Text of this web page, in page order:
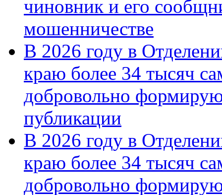
чиновник и его
мошенничестве
В 2026 году в
краю более 34 тысяч
добровольно
публикации
В 2026 году в
краю более 34 тысяч
добровольно